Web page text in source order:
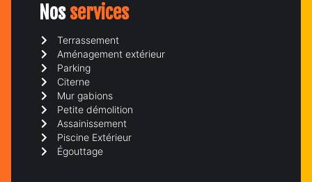
Nosservices
Terrassement
Aménagement extérieur
Parking
Citerne
Mur gabions
Petite démolition
Assainissement
Piscine Extérieur
Égouttage